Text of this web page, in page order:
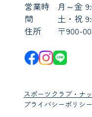
営業時
間
月～金
土・祝
住所
〒900-
スポーツクラブ・ナ
プライバシーポリシー